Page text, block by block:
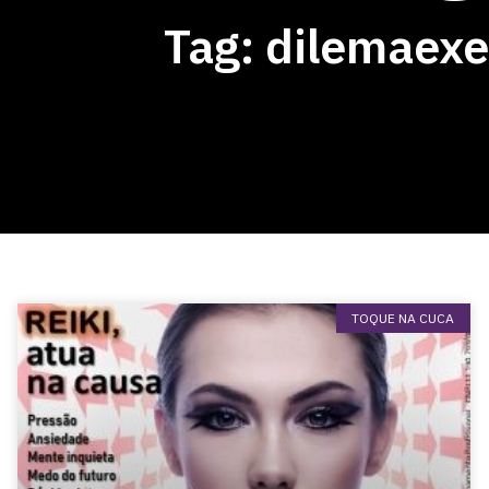
Tag:
TOQUE NA CUCA